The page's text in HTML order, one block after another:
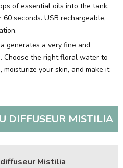
of essential oils into the tank,
seconds. USB rechargeable,
generates a very fine and
Choose the right floral water to
your skin, and make it
DIFFUSEUR MISTILIA
Mistilia